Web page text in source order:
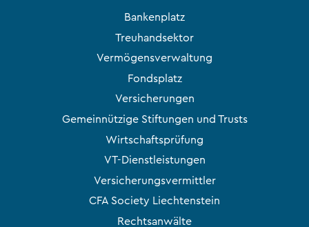
Bankenplatz
Treuhandsektor
Vermögensverwaltung
Fondsplatz
Versicherungen
Gemeinnützige Stiftungen und Trusts
Wirtschaftsprüfung
VT-Dienstleistungen
Versicherungsvermittler
CFA Society Liechtenstein
Rechtsanwälte